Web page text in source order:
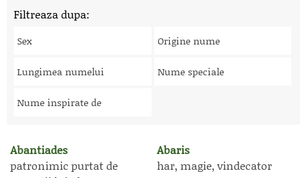
Filtreaza dupa:
Sex Origine nume
Lungimea numelui Nume speciale
Nume inspirate de
Abantiades
patronimic purtat de
Abaris
har, magie, vindecator